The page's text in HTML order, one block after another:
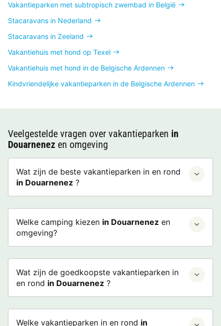
Vakantieparken met subtropisch zwembad in België
Stacaravans in Nederland
Stacaravans in Zeeland
Vakantiehuis met hond op Texel
Vakantiehuis met hond in de Belgische Ardennen
Kindvriendelijke vakantieparken in de Belgische Ardennen
Veelgestelde vragen over vakantieparken in
Douarnenez en omgeving
Wat zijn de beste vakantieparken in en rond
in Douarnenez ?
Welke camping kiezen in Douarnenez en
omgeving?
Wat zijn de goedkoopste vakantieparken in
en rond in Douarnenez ?
Welke vakantieparken in en rond in